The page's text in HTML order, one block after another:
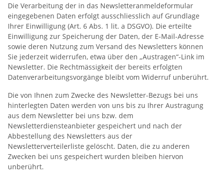
Die Verarbeitung der in das Newsletteranmeldeformular
eingegebenen Daten erfolgt ausschliesslich auf Grundlage
Ihrer Einwilligung (Art. 6 Abs. 1 lit. a DSGVO). Die erteilte
Einwilligung zur Speicherung der Daten, der E-Mail-Adresse
sowie deren Nutzung zum Versand des Newsletters können
Sie jederzeit widerrufen, etwa über den „Austragen“-Link im
Newsletter. Die Rechtmässigkeit der bereits erfolgten
Datenverarbeitungsvorgänge bleibt vom Widerruf unberührt.
Die von Ihnen zum Zwecke des Newsletter-Bezugs bei uns
hinterlegten Daten werden von uns bis zu Ihrer Austragung
aus dem Newsletter bei uns bzw. dem
Newsletterdiensteanbieter gespeichert und nach der
Abbestellung des Newsletters aus der
Newsletterverteilerliste gelöscht. Daten, die zu anderen
Zwecken bei uns gespeichert wurden bleiben hiervon
unberührt.